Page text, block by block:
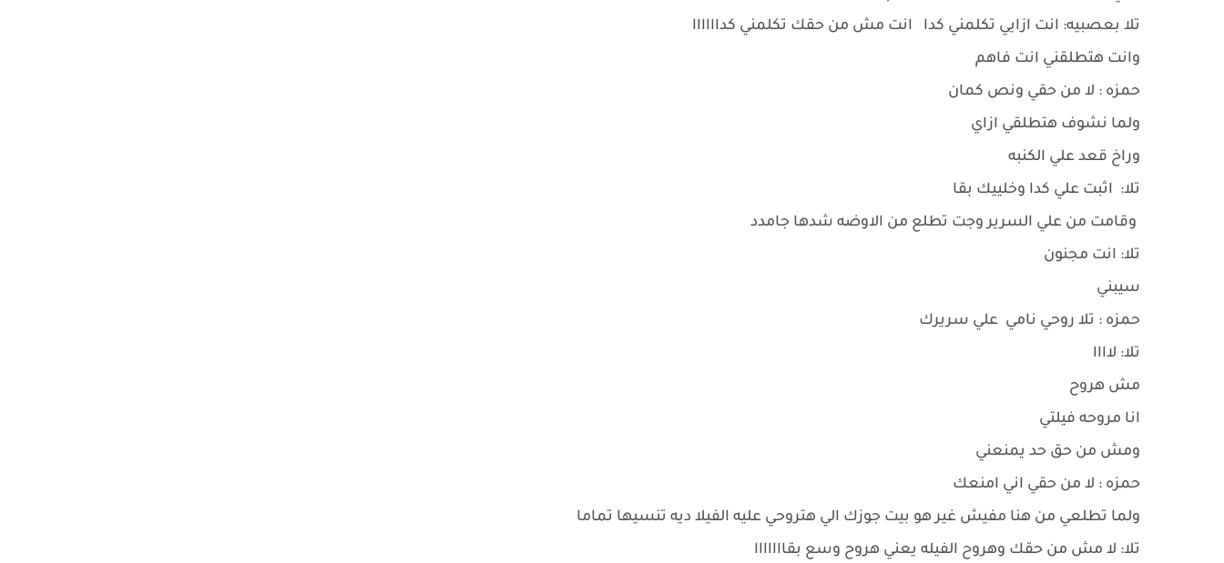
تلا بعصبيه: انت ازايي تكلمني كدا انت مش من حقك تكلمني كداااااا
وانت هتطلقني انت فاهم
حمزه : لا من حقي ونص كمان
ولما نشوف هتطلقي ازاي
وراخ قعد علي الكنبه
تلا: اثبت علي كدا وخلييك بقا
وقامت من علي السرير وجت تطلع من الاوضه شدها جامدد
تلا: انت مجنون
سيبني
حمزه : تلا روحي نامي علي سريرك
تلا: لاااا
مش هروح
انا مروحه فيلتي
ومش من حق حد يمنعني
حمزه : لا من حقي اني امنعك
ولما تطلعي من هنا مفيش غير هو بيت جوزك الي هتروحي عليه الفيلا ديه تنسيها تماما
تلا: لا مش من حقك وهروح الفيله يعني هروح وسع بقااااااا